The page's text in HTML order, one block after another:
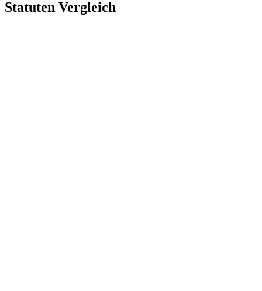
Statuten Vergleich